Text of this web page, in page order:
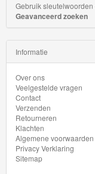
Gebruik
Geavanceerd zoeken
Informatie
Over ons
Veelgestelde vragen
Contact
Verzenden
Retourneren
Klachten
Algemene voorwaarden
Privacy Verklaring
Sitemap